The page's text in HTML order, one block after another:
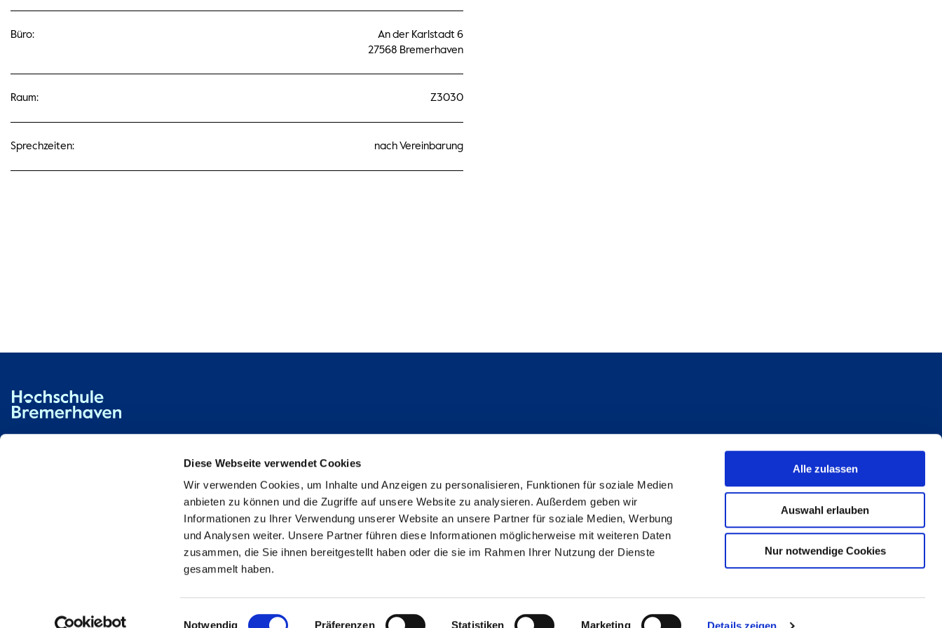
Diese Webseite verwendet Cookies
Wir verwenden Cookies, um Inhalte und Anzeigen zu personalisieren, Funktionen für soziale Medien
anbieten zu können und die Zugriffe auf unsere Website zu analysieren. Außerdem geben wir
Informationen zu Ihrer Verwendung unserer Website an unsere Partner für soziale Medien, Werbung
und Analysen weiter. Unsere Partner führen diese Informationen möglicherweise mit weiteren Daten
zusammen, die Sie ihnen bereitgestellt haben oder die sie im Rahmen Ihrer Nutzung der Dienste
gesammelt haben.
Einwilligungsauswahl
Notwendig Präferenzen Statistiken Marketing Details zeigen
Alle zulassen
Auswahl erlauben
Nur notwendige Cookies
Büro:
An der Karlstadt 6
27568 Bremerhaven
Raum: Z3030
Sprechzeiten: nach Vereinbarung
Studienpat:innen Instagram
TikTok
YouTube
Facebook
LinkedIn
Metabar